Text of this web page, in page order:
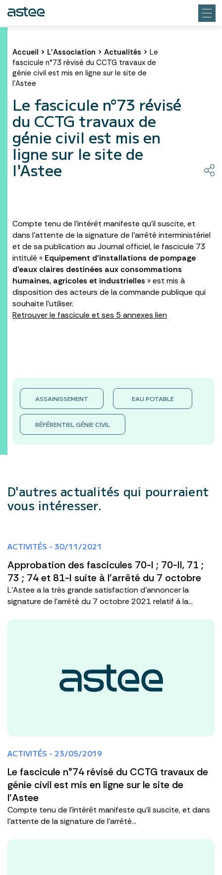
Accueil > L’Association > Actualités > Le
fascicule n°73 révisé du CCTG travaux de
génie civil est mis en ligne sur le site de
l'Astee
Le fascicule n°73 révisé
du CCTG travaux de
génie civil est mis en
ligne sur le site de
l'Astee
Compte tenu de l’intérêt manifeste qu’il suscite, et
dans l’attente de la signature de l’arrêté interministériel
et de sa publication au Journal officiel, le fascicule 73
intitulé « Equipement d’installations de pompage
d’eaux claires destinées aux consommations
humaines, agricoles et industrielles » est mis à
disposition des acteurs de la commande publique qui
souhaite l’utiliser.
Retrouver le fascicule et ses 5 annexes lien
ASSAINISSEMENT EAU POTABLE
RÉFÉRENTIEL GÉNIE CIVIL
D'autres actualités qui pourraient
vous intéresser.
ACTIVITÉS - 30/11/2021
Approbation des fascicules 70-I ; 70-II, 71 ;
73 ; 74 et 81-I suite à l’arrêté du 7 octobre
L’Astee a la très grande satisfaction d’annoncer la
signature de l’arrêté du 7 octobre 2021 relatif à la...
ACTIVITÉS - 23/05/2019
Le fascicule n°74 révisé du CCTG travaux de
génie civil est mis en ligne sur le site de
l’Astee
Compte tenu de l’intérêt manifeste qu’il suscite, et dans
l’attente de la signature de l’arrêté...